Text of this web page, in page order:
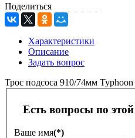
Поделиться
Характеристики
Описание
Задать вопрос
Трос подсоса 910/74мм Typhoon
Есть вопросы по
Ваше имя(*)